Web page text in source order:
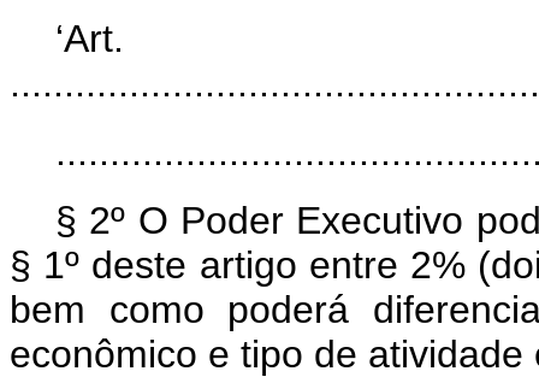
§ 2º O Poder Executivo
§ 1º deste artigo entre 2%
bem como poderá
econômico e tipo de atividade